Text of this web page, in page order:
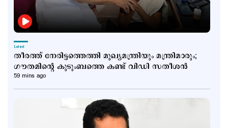
Latest
തീരത്ത് നേരിട്ടത്തെത്തി മുഖ്യമന്ത്രിയും മന്ത്രിമാരും;
ഗൗതമിന്‍റെ കുടുംബത്തെ കണ്ട് വിഡി സതീശന്‍
59 mins ago